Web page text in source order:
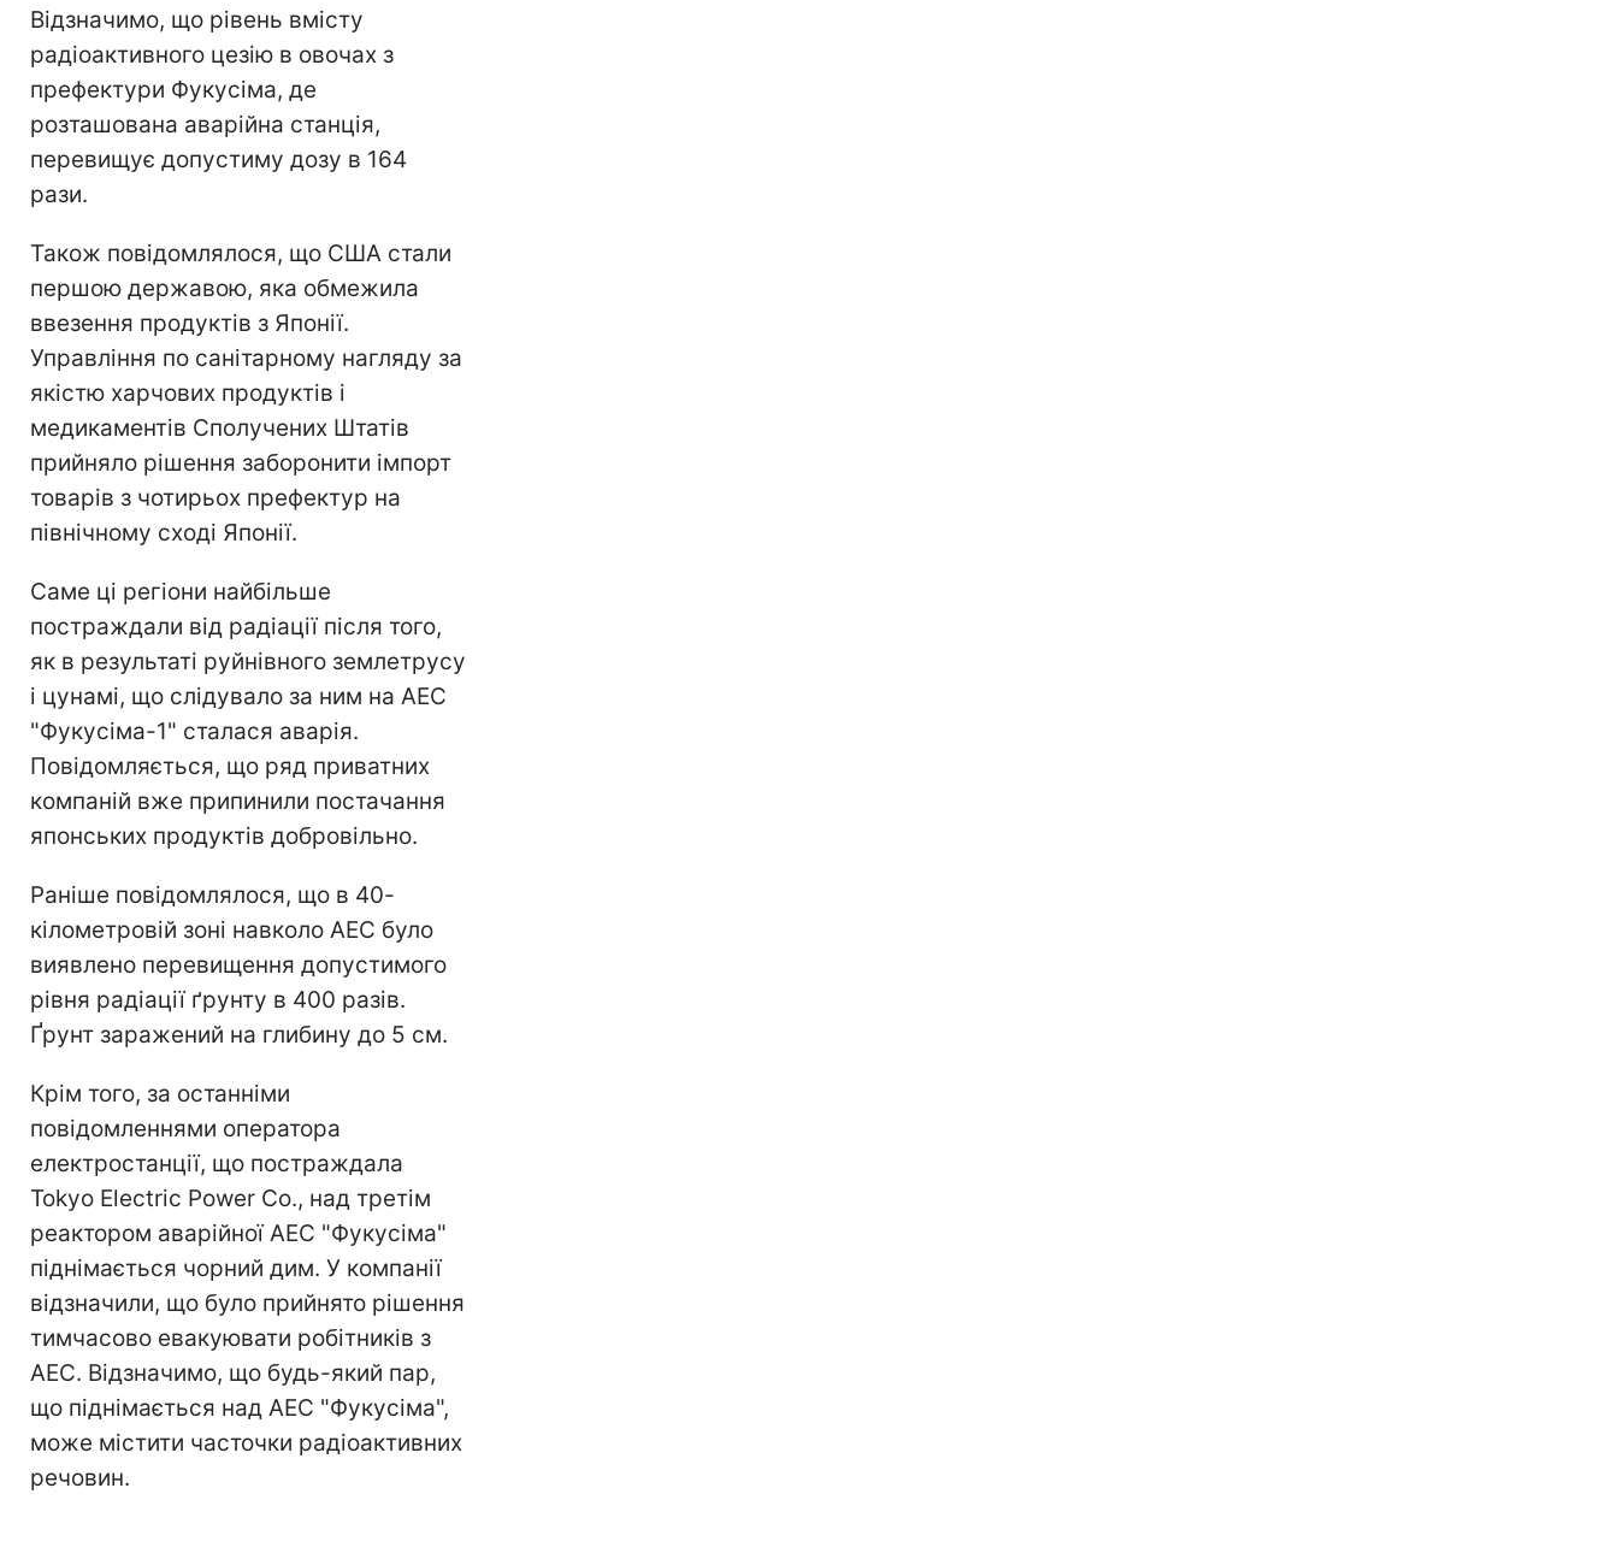
Відзначимо, що рівень вмісту
радіоактивного цезію в овочах з
префектури Фукусіма, де
розташована аварійна станція,
перевищує допустиму дозу в 164
рази.
Також повідомлялося, що США стали
першою державою, яка обмежила
ввезення продуктів з Японії.
Управління по санітарному нагляду за
якістю харчових продуктів і
медикаментів Сполучених Штатів
прийняло рішення заборонити імпорт
товарів з чотирьох префектур на
північному сході Японії.
Саме ці регіони найбільше
постраждали від радіації після того,
як в результаті руйнівного землетрусу
і цунамі, що слідувало за ним на АЕС
"Фукусіма-1" сталася аварія.
Повідомляється, що ряд приватних
компаній вже припинили постачання
японських продуктів добровільно.
Раніше повідомлялося, що в 40-
кілометровій зоні навколо АЕС було
виявлено перевищення допустимого
рівня радіації ґрунту в 400 разів.
Ґрунт заражений на глибину до 5 см.
Крім того, за останніми
повідомленнями оператора
електростанції, що постраждала
Tokyo Electric Power Co., над третім
реактором аварійної АЕС "Фукусіма"
піднімається чорний дим. У компанії
відзначили, що було прийнято рішення
тимчасово евакуювати робітників з
АЕС. Відзначимо, що будь-який пар,
що піднімається над АЕС "Фукусіма",
може містити часточки радіоактивних
речовин.